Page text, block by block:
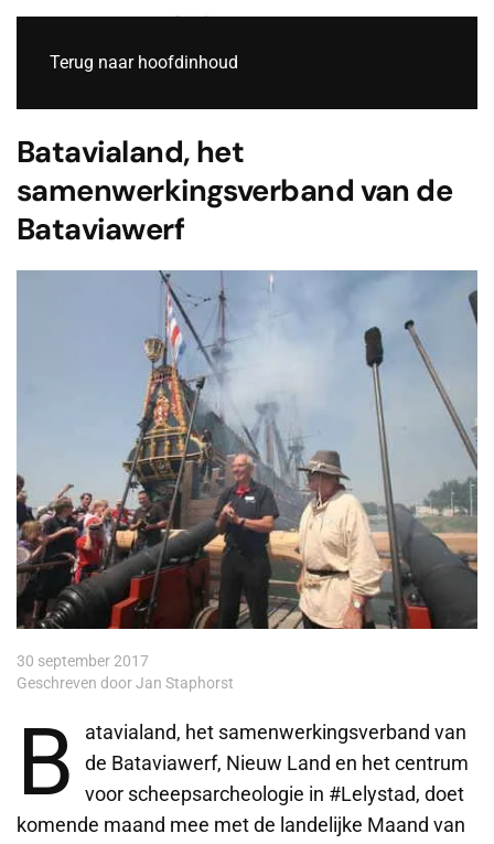
Terug naar hoofdinhoud
Batavialand, het
samenwerkingsverband van de
Bataviawerf
30 september 2017
Geschreven door Jan Staphorst
B
atavialand, het samenwerkingsverband van
de Bataviawerf, Nieuw Land en het centrum
voor scheepsarcheologie in #Lelystad, doet
komende maand mee met de landelijke Maand van